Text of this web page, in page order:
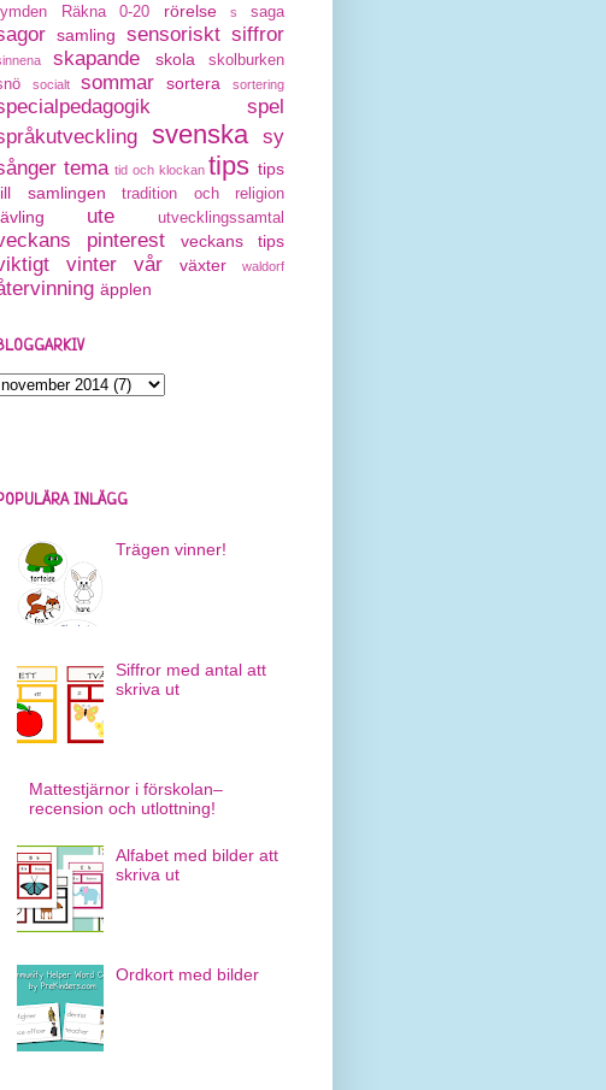
Räkna 0-20 rörelse s saga
samling sensoriskt siffror
skapande skola
skolburken
socialt sommar sortera sortering
spel
svenska
sy
tema tid och klockan tips tips
samlingen
tradition och religion
ute utvecklingssamtal
pinterest veckans tips
vinter vår växter waldorf
äpplen
INLÄGG
Trägen vinner!
Siffror med antal att
skriva ut
Mattestjärnor i förskolan–
recension och utlottning!
Alfabet med bilder att
skriva ut
Ordkort med bilder